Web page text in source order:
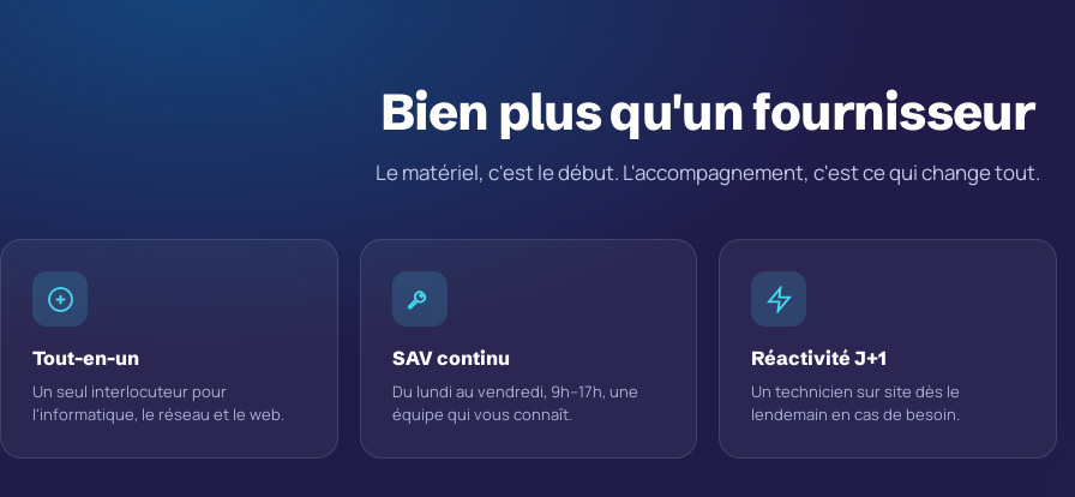
Bien plus qu'un fournisseur
Le matériel, c'est le début. L'accompagnement, c'est ce qui change tout.
Tout-en-un
Un seul interlocuteur pour
l'informatique, le réseau et le web.
SAV continu
Du lundi au vendredi, 9h–17h, une
équipe qui vous connaît.
Réactivité J+1
Un technicien sur site dès le
lendemain en cas de besoin.